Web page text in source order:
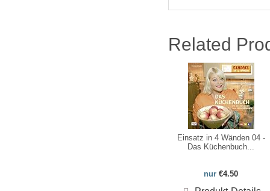
Related
Einsatz in 4 Wänden 04 -
Das Küchenbuch...
nur €4.50